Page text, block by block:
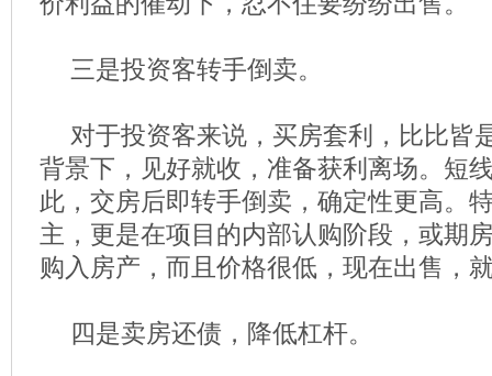
三是投资客转手倒卖。
对于投资客来说，买房套利，比比皆
背景下，见好就收，准备获利离场。短
此，交房后即转手倒卖，确定性更高。
主，更是在项目的内部认购阶段，或期
购入房产，而且价格很低，现在出售，
四是卖房还债，降低杠杆。